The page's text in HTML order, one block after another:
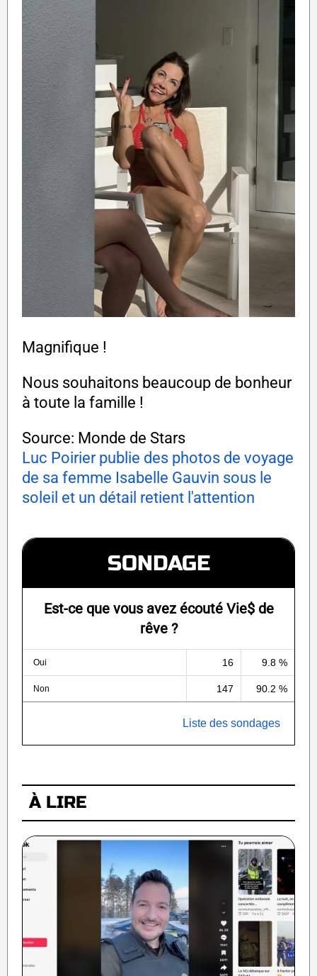
Magnifique !
Nous souhaitons beaucoup de bonheur
à toute la famille !
Source: Monde de Stars
Luc Poirier publie des photos de voyage
de sa femme Isabelle Gauvin sous le
soleil et un détail retient l'attention
SONDAGE
Est-ce que vous avez écouté Vie$ de
rêve ?
Oui 16 9.8 %
Non 147 90.2 %
Liste des sondages
À LIRE